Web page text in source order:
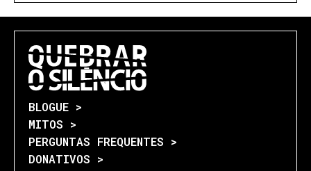
BLOGUE >
MITOS >
PERGUNTAS FREQUENTES >
DONATIVOS >